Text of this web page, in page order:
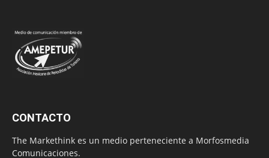
CONTACTO
The Markethink es un medio perteneciente a Morfosmedia
Comunicaciones.